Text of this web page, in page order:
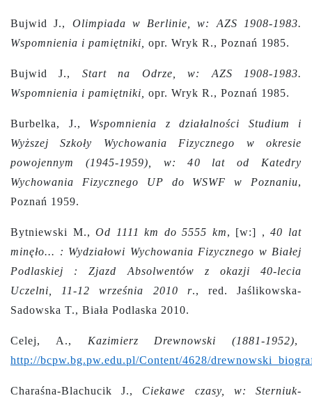
Bujwid J., Olimpiada w Berlinie, w: AZS 1908-1983.
Wspomnienia i pamiętniki,
opr. Wryk R., Poznań 1985.
Bujwid J., Start na Odrze, w: AZS 1908-1983.
Wspomnienia i pamiętniki,
opr. Wryk R., Poznań 1985.
Burbelka, J., Wspomnienia z działalności Studium i
Wyższej Szkoły Wychowania Fizycznego w okresie
powojennym (1945-1959), w: 40 lat od Katedry
Wychowania Fizycznego UP do WSWF w Poznaniu,
Poznań 1959.
Bytniewski M.,Od 1111 km do 5555 km, [w:] ,40 lat
minęło... : Wydziałowi Wychowania Fizycznego w Białej
Podlaskiej : Zjazd Absolwentów z okazji 40-lecia
Uczelni, 11-12 września 2010 r., red. Jaślikowska-
Sadowska T., Biała Podlaska 2010.
Celej, A., Kazimierz Drewnowski (1881-1952),
http://bcpw.bg.pw.edu.pl/Content/4628/
Charaśna-Blachucik J., Ciekawe czasy, w: Sterniuk-